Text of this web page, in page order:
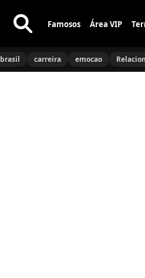
Buscar
no
Famosos Área VIP
brasil carreira emocao